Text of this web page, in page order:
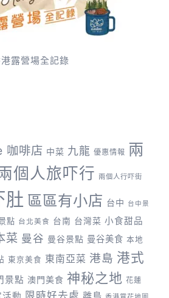
露營場全記錄
咖啡店 中菜 九龍 優惠情報 兩
個人旅吓行 兩個人行吓街
肚 區區有小店 台中 台中景
點 台北美食 台南 台灣菜 小食甜品
菜 曼谷 曼谷景點 曼谷美食 本地
東京美食 東南亞菜 港島 港式
景點 澳門美食 神秘之地 花蓮
限時好去處 離島